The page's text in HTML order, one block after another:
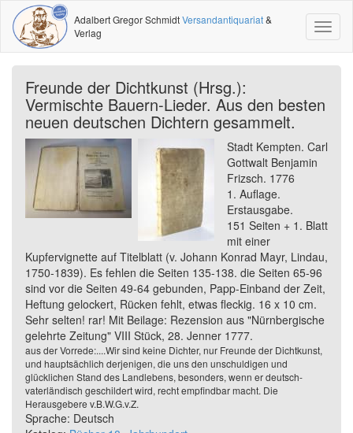
Adalbert Gregor SchmidtVersandantiquariat&
Verlag
Freunde der Dichtkunst (Hrsg.):
Vermischte Bauern-Lieder. Aus den besten
neuen deutschen Dichtern gesammelt.
Stadt Kempten. Carl
Gottwalt Benjamin
Frizsch. 1776
1. Auflage.
Erstausgabe.
151 Seiten + 1. Blatt
mit einer
Kupfervignette auf Titelblatt (v. Johann Konrad Mayr, Lindau,
1750-1839). Es fehlen die Seiten 135-138. die Seiten 65-96
sind vor die Seiten 49-64 gebunden, Papp-Einband der Zeit,
Heftung gelockert, Rücken fehlt, etwas fleckig. 16 x 10 cm.
Sehr selten! rar! Mit Beilage: Rezension aus "Nürnbergische
gelehrte Zeitung" VIII Stück, 28. Jenner 1777.
aus der Vorrede:....Wir sind keine Dichter, nur Freunde der Dichtkunst,
und hauptsächlich derjenigen, die uns den unschuldigen und
glücklichen Stand des Landlebens, besonders, wenn er deutsch-
vaterländisch geschildert wird, recht empfindbar macht. Die
Herausgebere v.B.W.G.v.Z.
Sprache: Deutsch